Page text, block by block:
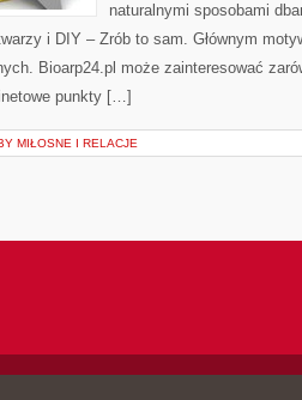
naturalnymi sposobami
i DIY – Zrób to sam. Głównym
Bioarp24.pl może zainteresować
punkty […]
MIŁOSNE I RELACJE